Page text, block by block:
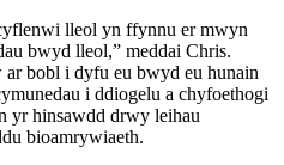
lleol yn ffynnu er mwyn
bwyd lleol,” meddai Chris.
bobl i dyfu eu bwyd eu hunain
i ddiogelu a chyfoethogi
yr hinsawdd drwy leihau
bioamrywiaeth.